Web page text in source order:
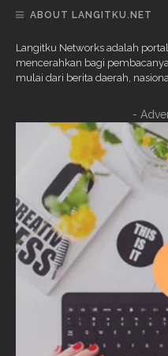
ABOUT LANGITKU.NET
Langitku Networks adalah
mencerahkan bagi
mulai dari berita daerah,
-